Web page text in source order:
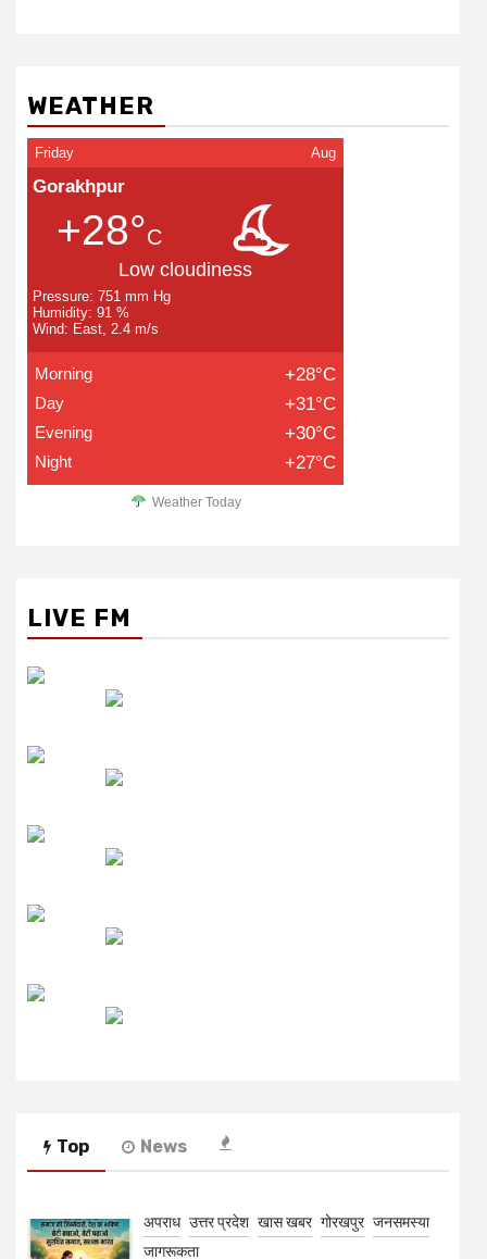
WEATHER
Friday Aug
Gorakhpur
+28°C
Low cloudiness
Pressure: 751 mm Hg
Humidity: 91 %
Wind: East, 2.4 m/s
Morning +28°C
Day +31°C
Evening +30°C
Night +27°C
Weather Today
LIVE FM
Top News
अपराध उत्तर प्रदेश खास खबर गोरखपुर जनसमस्या
जागरूकता